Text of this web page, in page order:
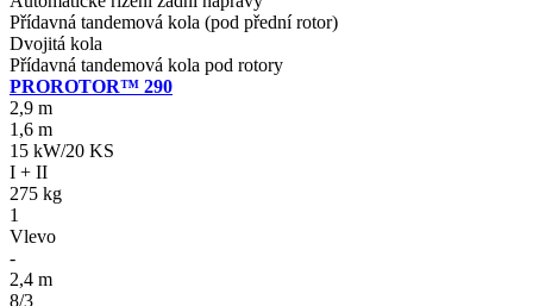
Přídavná tandemová kola (pod přední rotor)
Dvojitá kola
Přídavná tandemová kola pod rotory
PROROTOR™ 290
2,9 m
1,6 m
15 kW/20 KS
I + II
275 kg
1
Vlevo
-
2,4 m
8/3